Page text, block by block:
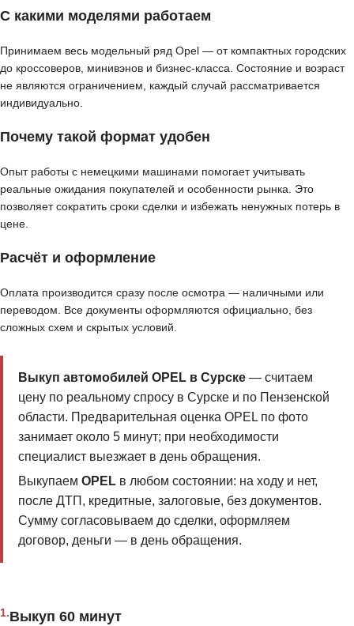
С какими моделями работаем
Принимаем весь модельный ряд Opel — от компактных городских
до кроссоверов, минивэнов и бизнес-класса. Состояние и возраст
не являются ограничением, каждый случай рассматривается
индивидуально.
Почему такой формат удобен
Опыт работы с немецкими машинами помогает учитывать
реальные ожидания покупателей и особенности рынка. Это
позволяет сократить сроки сделки и избежать ненужных потерь в
цене.
Расчёт и оформление
Оплата производится сразу после осмотра — наличными или
переводом. Все документы оформляются официально, без
сложных схем и скрытых условий.
Выкуп автомобилей OPEL в Сурске— считаем
цену по реальному спросу в Сурске и по Пензенской
области. Предварительная оценка OPEL по фото
занимает около 5 минут; при необходимости
специалист выезжает в день обращения.
Выкупаем OPELв любом состоянии: на ходу и нет,
после ДТП, кредитные, залоговые, без документов.
Сумму согласовываем до сделки, оформляем
договор, деньги — в день обращения.
1.Выкуп 60 минут